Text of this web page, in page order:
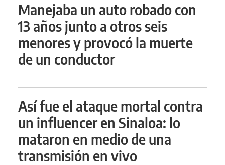
Manejaba un auto robado con
13 años junto a otros seis
menores y provocó la muerte
de un conductor
Así fue el ataque mortal contra
un influencer en Sinaloa: lo
mataron en medio de una
transmisión en vivo